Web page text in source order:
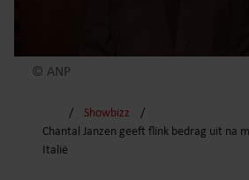
© ANP
Showbizz
Chantal Janzen geeft flink bedrag uit na
Italië